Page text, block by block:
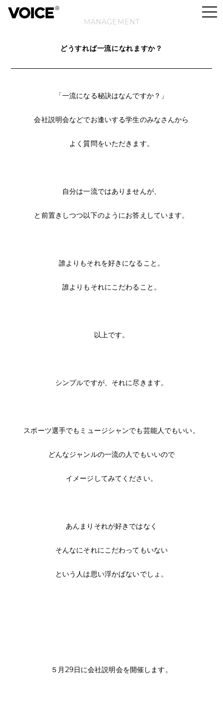
MANAGEMENT
どうすれば一流になれますか？
「一流になる秘訣はなんですか？」
会社説明会などでお逢いする学生のみなさんから
よく質問をいただきます。
自分は一流ではありませんが、
と前置きしつつ以下のようにお答えしています。
誰よりもそれを好きになること。
誰よりもそれにこだわること。
以上です。
シンプルですが、それに尽きます。
スポーツ選手でもミュージシャンでも芸能人でもいい。
どんなジャンルの一流の人でもいいので
イメージしてみてください。
あんまりそれが好きではなく
そんなにそれにこだわってもいない
という人は思い浮かばないでしょ。
５月 29日に会社説明会を開催します。